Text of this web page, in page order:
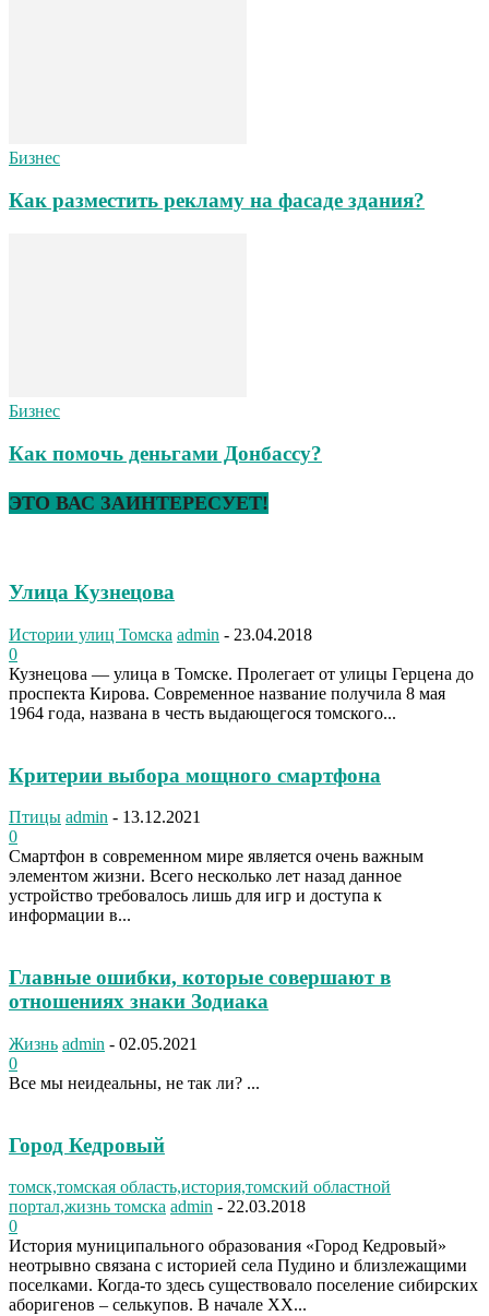
Бизнес
Как разместить рекламу на фасаде здания?
Бизнес
Как помочь деньгами Донбассу?
ЭТО ВАС ЗАИНТЕРЕСУЕТ!
Улица Кузнецова
Истории улиц Томска admin - 23.04.2018
0
Кузнецова — улица в Томске. Пролегает от улицы Герцена до
проспекта Кирова. Современное название получила 8 мая
1964 года, названа в честь выдающегося томского...
Критерии выбора мощного смартфона
Птицы admin - 13.12.2021
0
Смартфон в современном мире является очень важным
элементом жизни. Всего несколько лет назад данное
устройство требовалось лишь для игр и доступа к
информации в...
Главные ошибки, которые совершают в
отношениях знаки Зодиака
Жизнь admin - 02.05.2021
0
Все мы неидеальны, не так ли? ...
Город Кедровый
томск,томская область,история,томский областной
портал,жизнь томска admin - 22.03.2018
0
История муниципального образования «Город Кедровый»
неотрывно связана с историей села Пудино и близлежащими
поселками. Когда-то здесь существовало поселение сибирских
аборигенов – селькупов. В начале XX...